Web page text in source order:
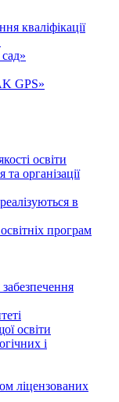
кваліфікації
GPS»
освіти
організації
в
програм
освіти
і
ліцензoваних